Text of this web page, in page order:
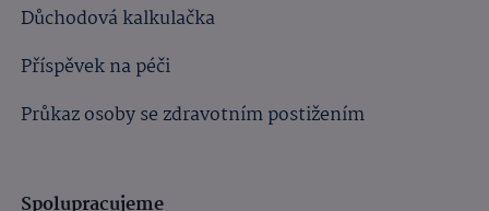
Důchodová kalkulačka
Příspěvek na péči
Průkaz osoby se zdravotním postižením
Spolupracujeme